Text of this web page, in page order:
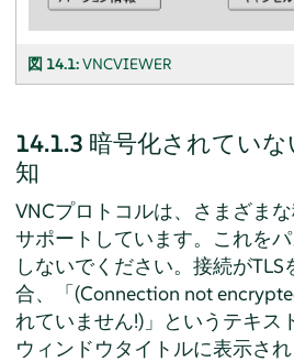
図 14.1:VNCVIEWER
14.1.3 暗号化されていな
知
VNCプロトコルは、さまざま
サポートしています。これを
しないでください。接続が
合、
「(Connection not
れていません!)」 というテキス
ウィンドウタイトルに表示され